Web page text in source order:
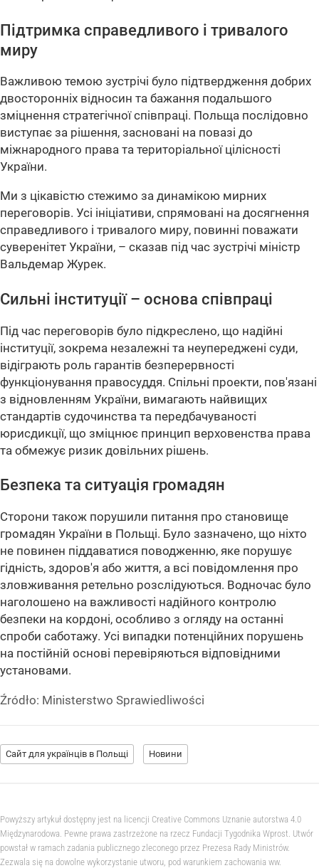
Підтримка справедливого і тривалого
миру
Важливою темою зустрічі було підтвердження добрих
двосторонніх відносин та бажання подальшого
зміцнення стратегічної співпраці. Польща послідовно
виступає за рішення, засновані на повазі до
міжнародного права та територіальної цілісності
України.
Ми з цікавістю стежимо за динамікою мирних
переговорів. Усі ініціативи, спрямовані на досягнення
справедливого і тривалого миру, повинні поважати
суверенітет України, – сказав під час зустрічі міністр
Вальдемар Журек.
Сильні інституції – основа співпраці
Під час переговорів було підкреслено, що надійні
інституції, зокрема незалежні та неупереджені суди,
відіграють роль гарантів безперервності
функціонування правосуддя. Спільні проекти, пов'язані
з відновленням України, вимагають найвищих
стандартів судочинства та передбачуваності
юрисдикції, що зміцнює принцип верховенства права
та обмежує ризик довільних рішень.
Безпека та ситуація громадян
Сторони також порушили питання про становище
громадян України в Польщі. Було зазначено, що ніхто
не повинен піддаватися поводженню, яке порушує
гідність, здоров'я або життя, а всі повідомлення про
зловживання ретельно розслідуються. Водночас було
наголошено на важливості надійного контролю
безпеки на кордоні, особливо з огляду на останні
спроби саботажу. Усі випадки потенційних порушень
на постійній основі перевіряються відповідними
установами.
Źródło: Ministerstwo Sprawiedliwości
Сайт для українців в Польщі Новини
Powyższy artykuł dostępny jest na licencji Creative Commons Uznanie autorstwa 4.0
Międzynarodowa. Pewne prawa zastrzeżone na rzecz Fundacji Tygodnika Wprost. Utwór
powstał w ramach zadania publicznego zleconego przez Prezesa Rady Ministrów.
Zezwala się na dowolne wykorzystanie utworu, pod warunkiem zachowania ww.